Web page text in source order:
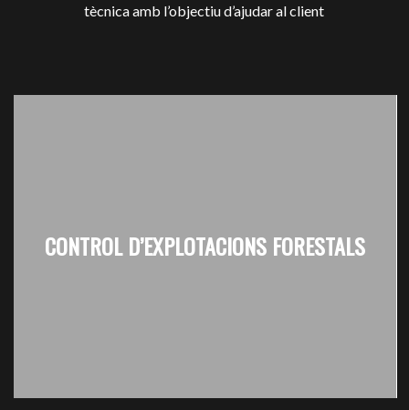
tècnica amb l’objectiu d’ajudar al client
CONTROL D’EXPLOTACIONS FORESTALS